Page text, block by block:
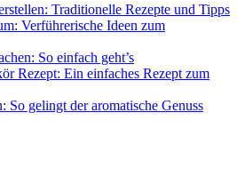
Traditionelle Rezepte und Tipps
Verführerische Ideen zum
So einfach geht’s
Rezept: Ein einfaches Rezept zum
So gelingt der aromatische Genuss